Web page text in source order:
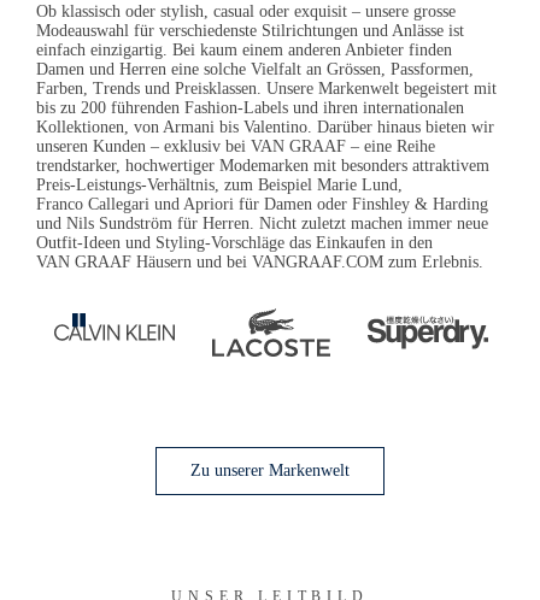
Ob klassisch oder stylish, casual oder exquisit – unsere grosse
Modeauswahl für verschiedenste Stilrichtungen und Anlässe ist
einfach einzigartig. Bei kaum einem anderen Anbieter finden
Damen und Herren eine solche Vielfalt an Grössen, Passformen,
Farben, Trends und Preisklassen. Unsere Markenwelt begeistert mit
bis zu 200 führenden Fashion-Labels und ihren internationalen
Kollektionen, von Armani bis Valentino. Darüber hinaus bieten wir
unseren Kunden – exklusiv bei VAN GRAAF – eine Reihe
trendstarker, hochwertiger Modemarken mit besonders attraktivem
Preis-Leistungs-Verhältnis, zum Beispiel Marie Lund
Franco Callegari und Apriori für Damen oder Finshley & Harding
und Nils Sundström für Herren. Nicht zuletzt machen immer neue
Outfit-Ideen und Styling-Vorschläge das Einkaufen in den
VAN GRAAF Häusern und bei VANGRAAF.COM zum Erlebnis.
Zu unserer Markenwelt